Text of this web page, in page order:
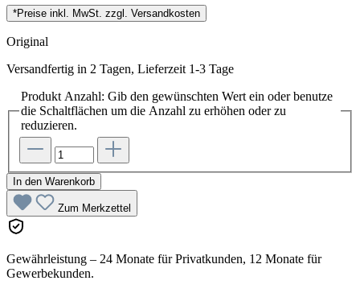
*Preise inkl. MwSt. zzgl. Versandkosten
Original
Versandfertig in 2 Tagen, Lieferzeit 1-3 Tage
Produkt Anzahl: Gib den gewünschten Wert ein oder benutze
die Schaltflächen um die Anzahl zu erhöhen oder zu
reduzieren.
In den Warenkorb
Zum Merkzettel
Gewährleistung – 24 Monate für Privatkunden, 12 Monate für
Gewerbekunden.